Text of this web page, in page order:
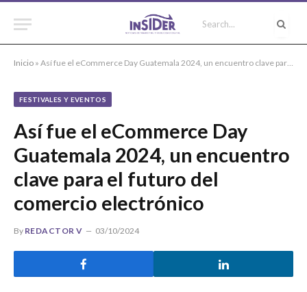
Inicio » Así fue el eCommerce Day Guatemala 2024, un encuentro clave para el futuro del comercio electrónico
FESTIVALES Y EVENTOS
Así fue el eCommerce Day
Guatemala 2024, un encuentro
clave para el futuro del
comercio electrónico
By REDACTOR V 03/10/2024